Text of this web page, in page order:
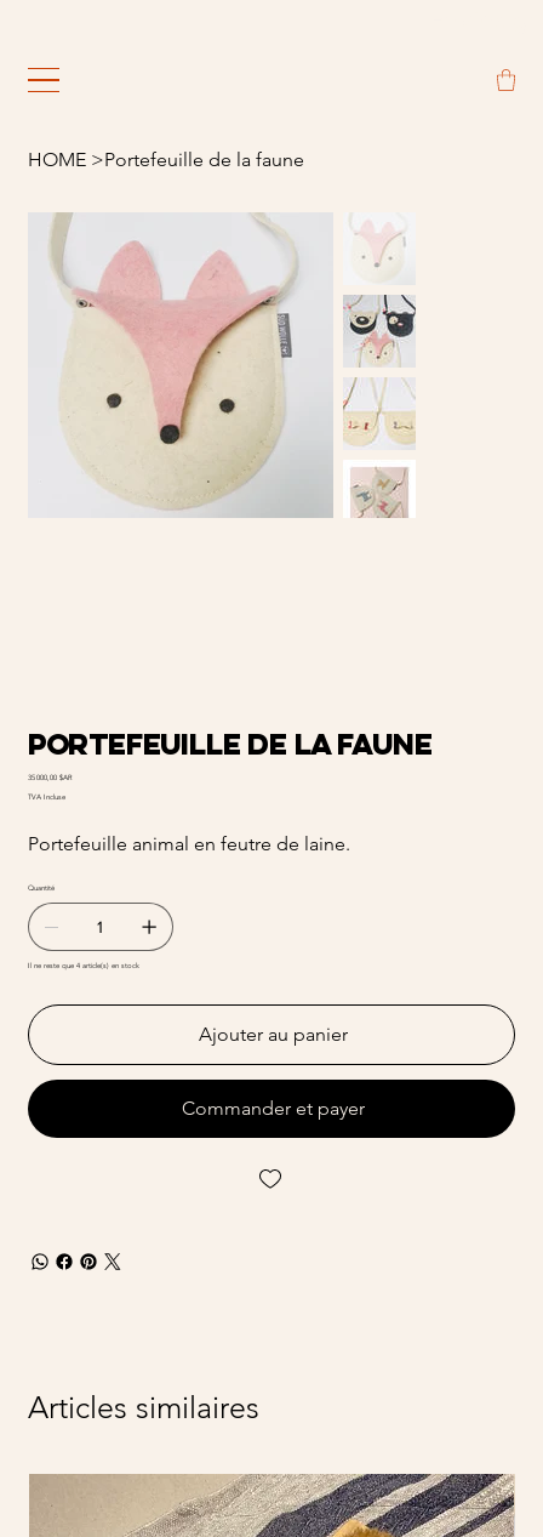
HOME >Portefeuille de la faune
Portefeuille de la faune
Prix
35 000,00 $AR
TVA Incluse
Portefeuille animal en feutre de laine.
Quantité
Il ne reste que 4 article(s) en stock
Ajouter au panier
Commander et payer
Articles similaires